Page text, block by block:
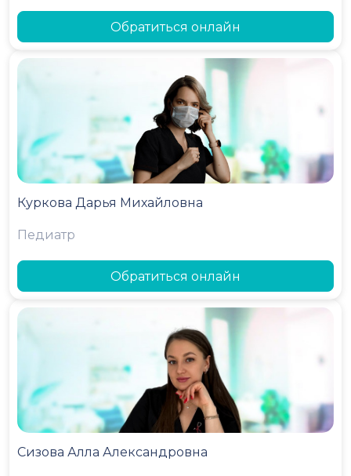
Обратиться онлайн
Куркова Дарья Михайловна
Педиатр
Обратиться онлайн
Сизова Алла Александровна